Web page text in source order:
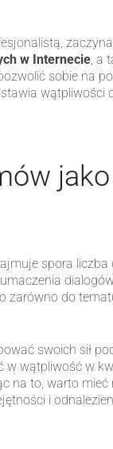
w Internecie, a
sobie na
spora
do
swoich sił
wątpliwość w
na to, warto
i